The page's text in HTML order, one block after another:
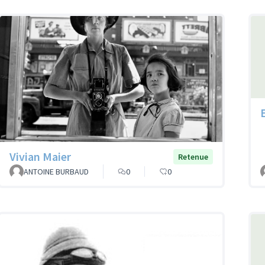
Vivian Maier
Retenue
ANTOINE BURBAUD
0 0